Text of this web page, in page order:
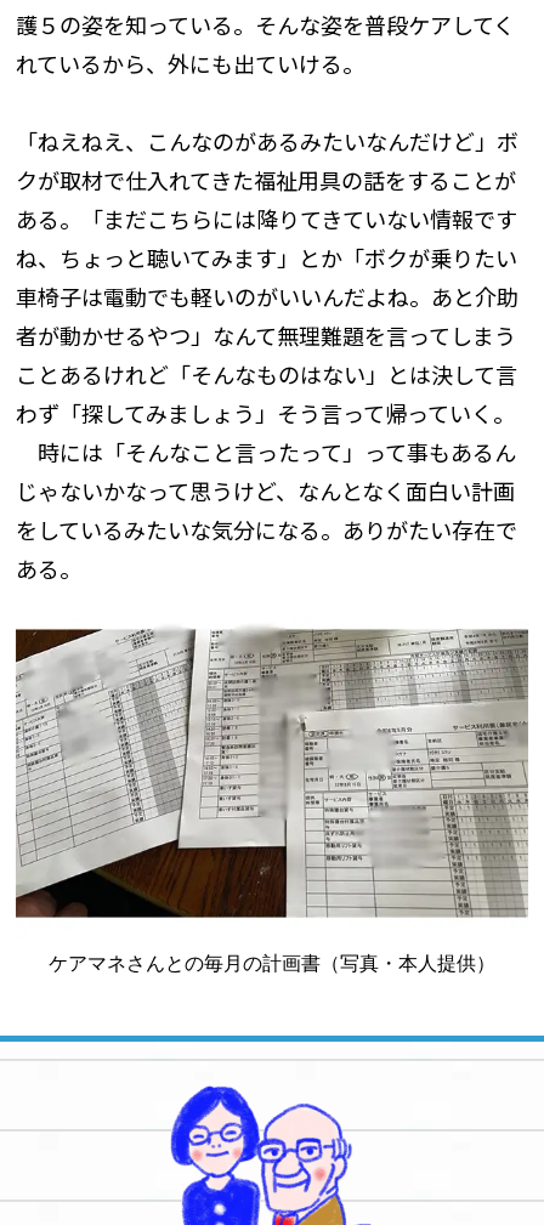
護５の姿を知っている。そんな姿を普段ケアしてく
れているから、外にも出ていける。
「ねえねえ、こんなのがあるみたいなんだけど」ボ
クが取材で仕入れてきた福祉用具の話をすることが
ある。「まだこちらには降りてきていない情報です
ね、ちょっと聴いてみます」とか「ボクが乗りたい
車椅子は電動でも軽いのがいいんだよね。あと介助
者が動かせるやつ」なんて無理難題を言ってしまう
ことあるけれど「そんなものはない」とは決して言
わず「探してみましょう」そう言って帰っていく。
時には「そんなこと言ったって」って事もあるん
じゃないかなって思うけど、なんとなく面白い計画
をしているみたいな気分になる。ありがたい存在で
ある。
ケアマネさんとの毎月の計画書（写真・本人提供）